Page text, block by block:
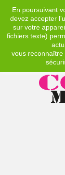
En poursuivant
devez accepter
sur votre
fichiers texte)
vous
EUR